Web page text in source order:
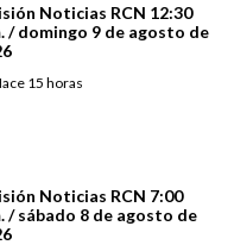
Noticias RCN 12:30
/ domingo 9 de agosto de
15 horas
Noticias RCN 7:00
/ sábado 8 de agosto de